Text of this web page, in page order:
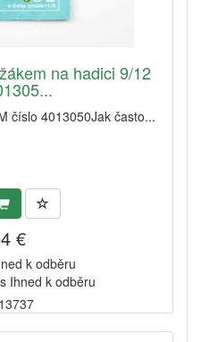
na hadici 9/12
číslo 4013050Jak často...
€
k odběru
Ihned k odběru